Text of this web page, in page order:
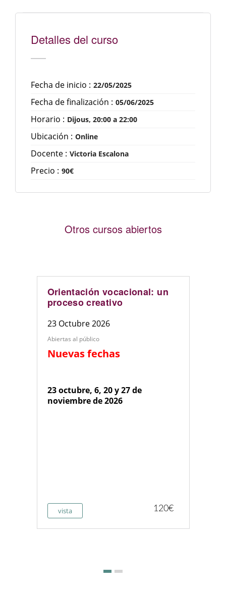
Detalles del curso
Fecha de inicio : 22/05/2025
Fecha de finalización : 05/06/2025
Horario : Dijous, 20:00 a 22:00
Ubicación : Online
Docente : Victoria Escalona
Precio : 90€
Otros cursos abiertos
Orientación vocacional: un
proceso creativo
23 Octubre 2026
Abiertas al público
Nuevas fechas
23 octubre, 6, 20 y 27 de
noviembre de 2026
vista 120€